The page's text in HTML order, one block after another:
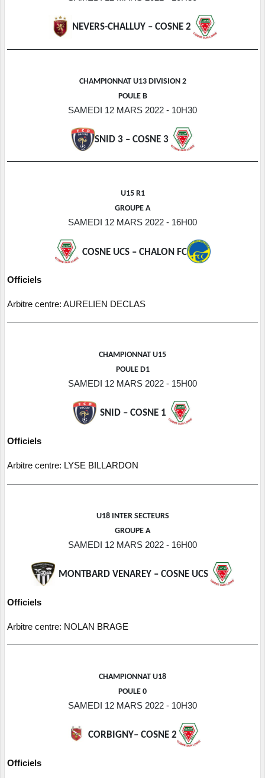
NEVERS-CHALLUY – COSNE 2
CHAMPIONNAT U13 DIVISION 2
POULE B
SAMEDI 12 MARS 2022 - 10H30
SNID 3 – COSNE 3
U15 R1
GROUPE A
SAMEDI 12 MARS 2022 - 16H00
COSNE UCS – CHALON FC
Officiels
Arbitre centre: AURELIEN DECLAS
CHAMPIONNAT U15
POULE D1
SAMEDI 12 MARS 2022 - 15H00
SNID – COSNE 1
Officiels
Arbitre centre: LYSE BILLARDON
U18 INTER SECTEURS
GROUPE A
SAMEDI 12 MARS 2022 - 16H00
MONTBARD VENAREY – COSNE UCS
Officiels
Arbitre centre: NOLAN BRAGE
CHAMPIONNAT U18
POULE 0
SAMEDI 12 MARS 2022 - 10H30
CORBIGNY– COSNE 2
Officiels